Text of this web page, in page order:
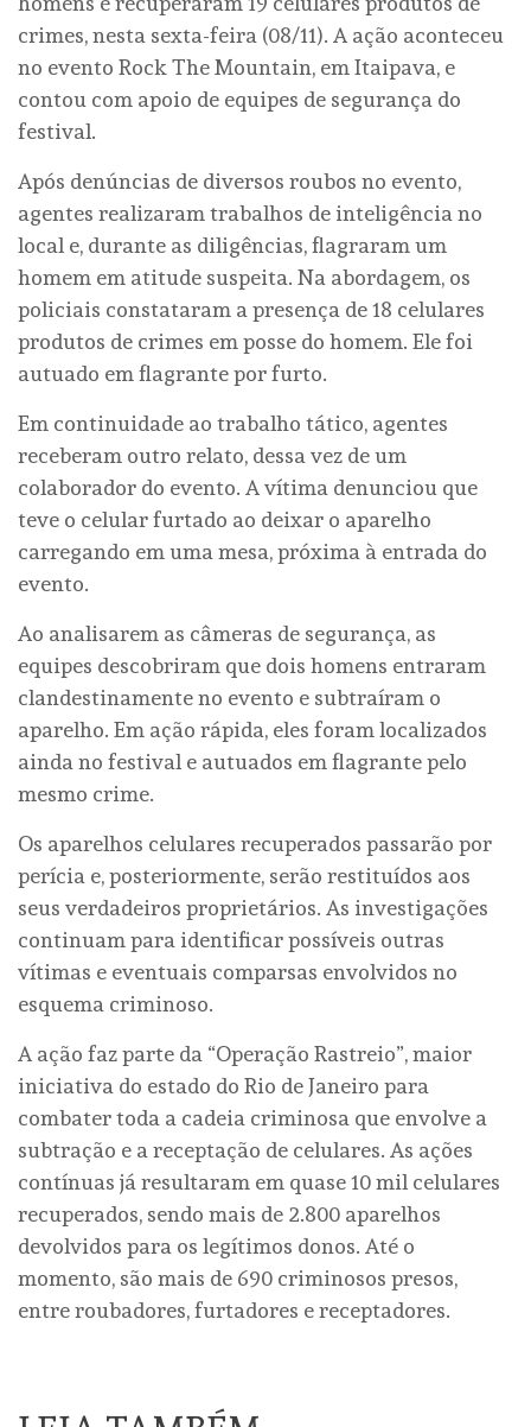
crimes, nesta sexta-feira (08/11). A ação aconteceu
no evento Rock The Mountain, em Itaipava, e
contou com apoio de equipes de segurança do
festival.
Após denúncias de diversos roubos no evento,
agentes realizaram trabalhos de inteligência no
local e, durante as diligências, flagraram um
homem em atitude suspeita. Na abordagem, os
policiais constataram a presença de 18 celulares
produtos de crimes em posse do homem. Ele foi
autuado em flagrante por furto.
Em continuidade ao trabalho tático, agentes
receberam outro relato, dessa vez de um
colaborador do evento. A vítima denunciou que
teve o celular furtado ao deixar o aparelho
carregando em uma mesa, próxima à entrada do
evento.
Ao analisarem as câmeras de segurança, as
equipes descobriram que dois homens entraram
clandestinamente no evento e subtraíram o
aparelho. Em ação rápida, eles foram localizados
ainda no festival e autuados em flagrante pelo
mesmo crime.
Os aparelhos celulares recuperados passarão por
perícia e, posteriormente, serão restituídos aos
seus verdadeiros proprietários. As investigações
continuam para identificar possíveis outras
vítimas e eventuais comparsas envolvidos no
esquema criminoso.
A ação faz parte da “Operação Rastreio”, maior
iniciativa do estado do Rio de Janeiro para
combater toda a cadeia criminosa que envolve a
subtração e a receptação de celulares. As ações
contínuas já resultaram em quase 10 mil celulares
recuperados, sendo mais de 2.800 aparelhos
devolvidos para os legítimos donos. Até o
momento, são mais de 690 criminosos presos,
entre roubadores, furtadores e receptadores.